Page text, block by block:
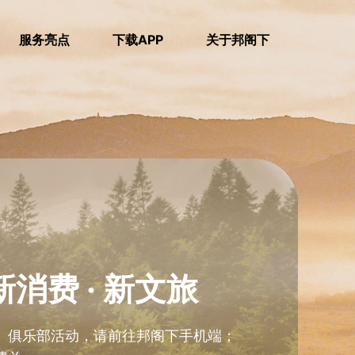
服务亮点 下载APP 关于邦阁下
消费 · 新文旅
俱乐部活动，请前往邦阁下手机端；